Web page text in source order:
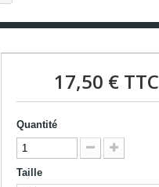
17,50 €TTC
Quantité
Taille